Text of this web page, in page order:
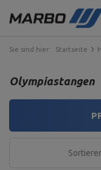
Sie sind hier: Startseite
Olympiastangen